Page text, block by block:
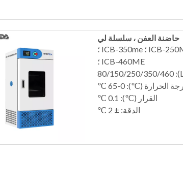
حاضنة العفن ، سلسلة لي
النموذج: ICB-50ME ؛ ICB-80ME ؛ ICB-150ME ؛ ICB-250ME ؛ ICB-350me ؛
ICB-460ME ؛
الحرارة (℃): 0-65 ℃
القرار (℃): 0.1 ℃
الدقة: ± 2 ℃